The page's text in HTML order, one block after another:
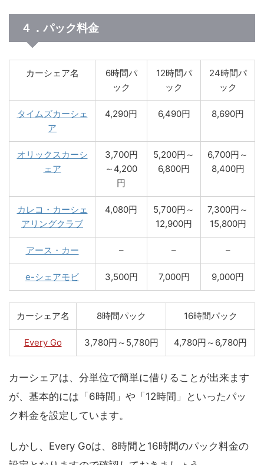
４．パック料金
カーシェア名
6時間パ
ック
12時間パ
ック
24時間パ
ック
タイムズカーシェ
ア
4,290円 6,490円 8,690円
オリックスカーシ
ェア
3,700円
～4,200
円
5,200円～
6,800円
6,700円～
8,400円
カレコ・カーシェ
アリングクラブ
4,080円
5,700円～
12,900円
7,300円～
15,800円
アース・カー – – –
e-シェアモビ 3,500円 7,000円 9,000円
カーシェア名 8時間パック 16時間パック
Every Go 3,780円～5,780円 4,780円～6,780円
カーシェアは、分単位で簡単に借りることが出来ます
が、基本的には「6時間」や「12時間」といったパッ
ク料金を設定しています。
しかし、Every Goは、8時間と16時間のパック料金の